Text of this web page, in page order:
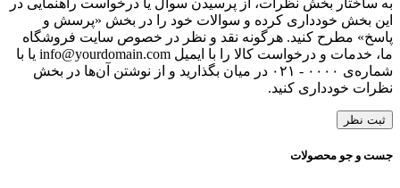
به ساختار بخش نظرات، از پرسیدن سوال یا درخواست راهنمایی در
این بخش خودداری کرده و سوالات خود را در بخش «پرسش و
پاسخ» مطرح کنید. هرگونه نقد و نظر در خصوص سایت فروشگاه
ما، خدمات و درخواست کالا را با ایمیل info@yourdomain.com یا با
شماره‌ی ۰۰۰۰ - ۰۲۱ در میان بگذارید و از نوشتن آن‌ها در بخش
نظرات خودداری کنید.
ثبت نظر
جست و جو محصولات